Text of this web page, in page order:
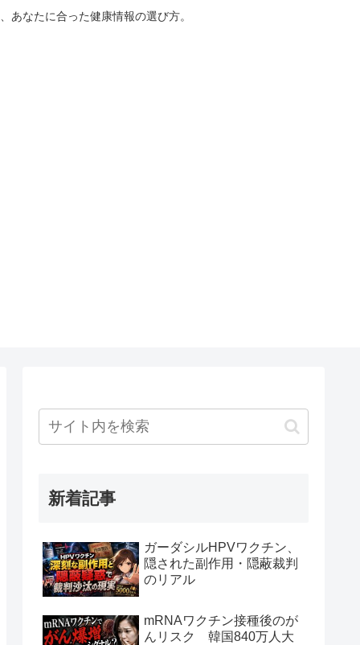
なたに合った健康情報の選び方。
新着記事
ガーダシルHPVワクチン、
隠された副作用・隠蔽裁判
のリアル
mRNAワクチン接種後のが
んリスク 韓国840万人大